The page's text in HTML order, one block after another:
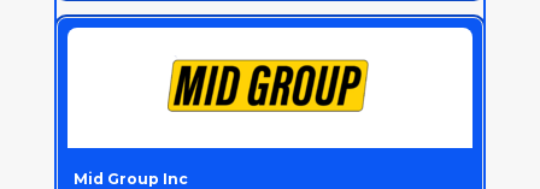
Mid Group Inc